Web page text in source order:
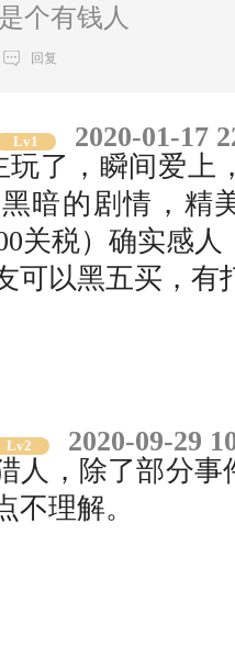
个有钱人
回复
Lv1
2020-01-17
玩了，瞬间爱上
暗的剧情，精
关税）确实感
可以黑五买，有
Lv2
2020-09-29
人，除了部分
不理解。